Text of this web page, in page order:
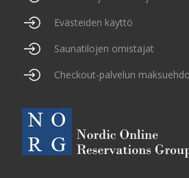
Evästeiden käyttö
Saunatilojen omistajat
Checkout-palvelun